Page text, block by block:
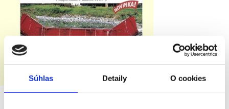
Súhlas Detaily O cookies